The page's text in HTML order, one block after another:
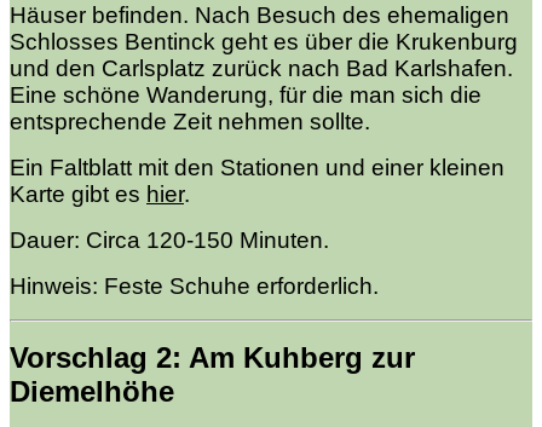
Häuser befinden. Nach Besuch des ehemaligen
Schlosses Bentinck geht es über die Krukenburg
und den Carlsplatz zurück nach Bad Karlshafen.
Eine schöne Wanderung, für die man sich die
entsprechende Zeit nehmen sollte.
Ein Faltblatt mit den Stationen und einer kleinen
Karte gibt es hier.
Dauer: Circa 120-150 Minuten.
Hinweis: Feste Schuhe erforderlich.
Vorschlag 2: Am Kuhberg zur
Diemelhöhe